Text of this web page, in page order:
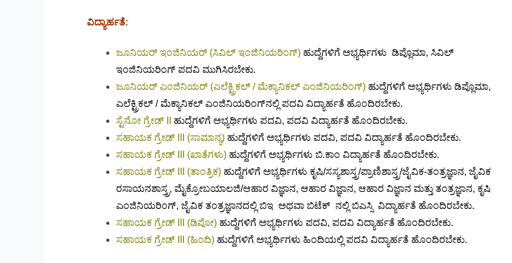
ವಿದ್ಯಾರ್ಹತೆ:
ಜೂನಿಯರ್ ಇಂಜಿನಿಯರ್ (ಸಿವಿಲ್ ಇಂಜಿನಿಯರಿಂಗ್) ಹುದ್ದೆಗಳಿಗೆ ಅಭ್ಯರ್ಥಿಗಳು ಡಿಪ್ಲೊಮಾ, ಸಿವಿಲ್
ಇಂಜಿನಿಯರಿಂಗ್ ಪದವಿ ಮುಗಿಸಿರಬೇಕು.
ಜೂನಿಯರ್ ಎಂಜಿನಿಯರ್ (ಎಲೆಕ್ಟ್ರಿಕಲ್ / ಮೆಕ್ಯಾನಿಕಲ್ ಎಂಜಿನಿಯರಿಂಗ್) ಹುದ್ದೆಗಳಿಗೆ ಅಭ್ಯರ್ಥಿಗಳು ಡಿಪ್ಲೊಮಾ,
ಎಲೆಕ್ಟ್ರಿಕಲ್ / ಮೆಕ್ಯಾನಿಕಲ್ ಎಂಜಿನಿಯರಿಂಗ್‌ನಲ್ಲಿ ಪದವಿ ವಿದ್ಯಾರ್ಹತೆ ಹೊಂದಿರಬೇಕು.
ಸ್ಟೆನೋ ಗ್ರೇಡ್ II
ಹುದ್ದೆಗಳಿಗೆ ಅಭ್ಯರ್ಥಿಗಳು ಪದವಿ, ಪದವಿ ವಿದ್ಯಾರ್ಹತೆ ಹೊಂದಿರಬೇಕು.
ಸಹಾಯಕ ಗ್ರೇಡ್ III (ಸಾಮಾನ್ಯ) ಹುದ್ದೆಗಳಿಗೆ ಅಭ್ಯರ್ಥಿಗಳು ಪದವಿ, ಪದವಿ ವಿದ್ಯಾರ್ಹತೆ ಹೊಂದಿರಬೇಕು.
ಸಹಾಯಕ ಗ್ರೇಡ್ III (ಖಾತೆಗಳು) ಹುದ್ದೆಗಳಿಗೆ ಅಭ್ಯರ್ಥಿಗಳು ಬಿ.ಕಾಂ ವಿದ್ಯಾರ್ಹತೆ ಹೊಂದಿರಬೇಕು.
ಸಹಾಯಕ ಗ್ರೇಡ್ III (ತಾಂತ್ರಿಕ) ಹುದ್ದೆಗಳಿಗೆ ಅಭ್ಯರ್ಥಿಗಳು ಕೃಷಿ/ಸಸ್ಯಶಾಸ್ತ್ರ/ಪ್ರಾಣಿಶಾಸ್ತ್ರ/ಜೈವಿಕ-ತಂತ್ರಜ್ಞಾನ, ಜೈವಿಕ
ರಸಾಯನಶಾಸ್ತ್ರ, ಮೈಕ್ರೋಬಯಾಲಜಿ/ಆಹಾರ ವಿಜ್ಞಾನ, ಆಹಾರ ವಿಜ್ಞಾನ, ಆಹಾರ ವಿಜ್ಞಾನ ಮತ್ತು ತಂತ್ರಜ್ಞಾನ, ಕೃಷಿ
ಎಂಜಿನಿಯರಿಂಗ್, ಜೈವಿಕ ತಂತ್ರಜ್ಞಾನದಲ್ಲಿ ಬಿಇ ಅಥವಾ ಬಿಟೆಕ್ ನಲ್ಲಿ ಬಿಎಸ್ಸಿ ವಿದ್ಯಾರ್ಹತೆ ಹೊಂದಿರಬೇಕು.
ಸಹಾಯಕ ಗ್ರೇಡ್ III (ಡಿಪೋ) ಹುದ್ದೆಗಳಿಗೆ ಅಭ್ಯರ್ಥಿಗಳು ಪದವಿ, ಪದವಿ ವಿದ್ಯಾರ್ಹತೆ ಹೊಂದಿರಬೇಕು.
ಸಹಾಯಕ ಗ್ರೇಡ್ III (ಹಿಂದಿ) ಹುದ್ದೆಗಳಿಗೆ ಅಭ್ಯರ್ಥಿಗಳು ಹಿಂದಿಯಲ್ಲಿ ಪದವಿ ವಿದ್ಯಾರ್ಹತೆ ಹೊಂದಿರಬೇಕು.